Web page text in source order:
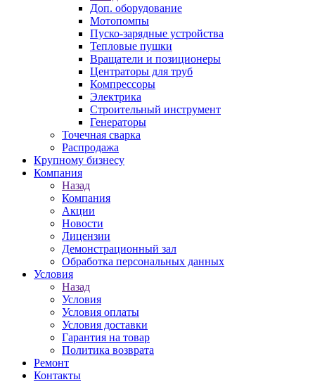
Доп. оборудование
Мотопомпы
Пуско-зарядные устройства
Тепловые пушки
Вращатели и позиционеры
Центраторы для труб
Компрессоры
Электрика
Строительный инструмент
Генераторы
Точечная сварка
Распродажа
Крупному бизнесу
Компания
Назад
Компания
Акции
Новости
Лицензии
Демонстрационный зал
Обработка персональных данных
Условия
Назад
Условия
Условия оплаты
Условия доставки
Гарантия на товар
Политика возврата
Ремонт
Контакты